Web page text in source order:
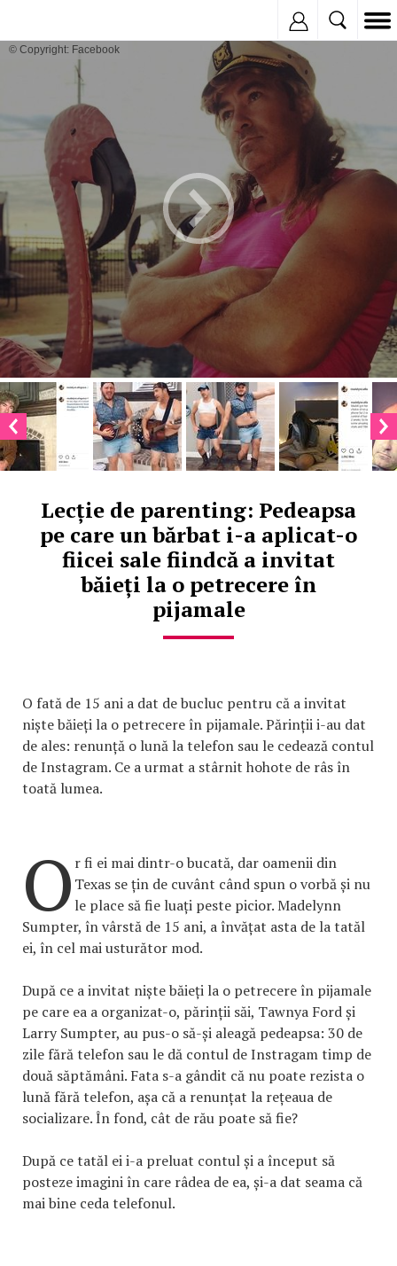
© Copyright: Facebook
Lecție de parenting: Pedeapsa
pe care un bărbat i-a aplicat-o
fiicei sale fiindcă a invitat
băieți la o petrecere în
pijamale
O fată de 15 ani a dat de bucluc pentru că a invitat
niște băieți la o petrecere în pijamale. Părinții i-au dat
de ales: renunță o lună la telefon sau le cedează contul
de Instagram. Ce a urmat a stârnit hohote de râs în
toată lumea.
O r fi ei mai dintr-o bucată, dar oamenii din
Texas se țin de cuvânt când spun o vorbă și nu
le place să fie luați peste picior. Madelynn
Sumpter, în vârstă de 15 ani, a învățat asta de la tatăl
ei, în cel mai usturător mod.
După ce a invitat niște băieți la o petrecere în pijamale
pe care ea a organizat-o, părinții săi, Tawnya Ford și
Larry Sumpter, au pus-o să-și aleagă pedeapsa: 30 de
zile fără telefon sau le dă contul de Instragam timp de
două săptămâni. Fata s-a gândit că nu poate rezista o
lună fără telefon, așa că a renunțat la rețeaua de
socializare. În fond, cât de rău poate să fie?
După ce tatăl ei i-a preluat contul și a început să
posteze imagini în care râdea de ea, și-a dat seama că
mai bine ceda telefonul.